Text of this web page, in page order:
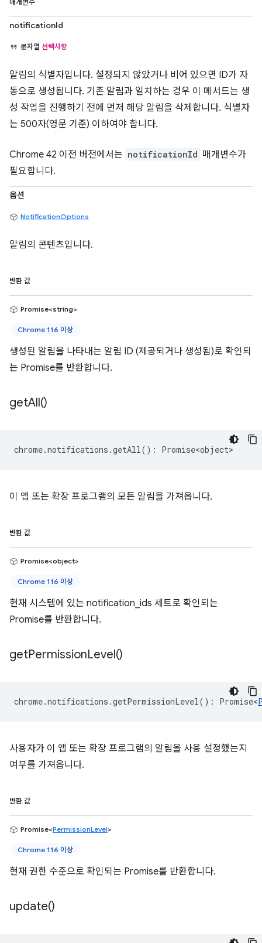
매개변수
notificationId
문자열 선택사항
알림의 식별자입니다. 설정되지 않았거나 비어 있으면 ID가 자
동으로 생성됩니다. 기존 알림과 일치하는 경우 이 메서드는 생
성 작업을 진행하기 전에 먼저 해당 알림을 삭제합니다. 식별자
는 500자(영문 기준) 이하여야 합니다.
Chrome 42 이전 버전에서는 notificationId 매개변수가
필요합니다.
옵션
NotificationOptions
알림의 콘텐츠입니다.
반환 값
Promise<string>
Chrome 116 이상
생성된 알림을 나타내는 알림 ID (제공되거나 생성됨)로 확인되
는 Promise를 반환합니다.
getAll()
chrome.notifications .getAll() : Promise<object>
이 앱 또는 확장 프로그램의 모든 알림을 가져옵니다.
반환 값
Promise<object>
Chrome 116 이상
현재 시스템에 있는 notification_ids 세트로 확인되는
Promise를 반환합니다.
getPermissionLevel()
chrome.notifications .getPermissionLevel() : Promise<
사용자가 이 앱 또는 확장 프로그램의 알림을 사용 설정했는지
여부를 가져옵니다.
반환 값
Promise<PermissionLevel>
Chrome 116 이상
현재 권한 수준으로 확인되는 Promise를 반환합니다.
update()